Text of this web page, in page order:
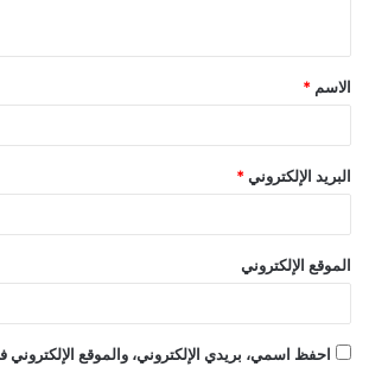
ق
*
الاسم *
البريد الإلكتروني *
الموقع الإلكتروني
احفظ اسمي، بريدي الإلكتروني، والموقع